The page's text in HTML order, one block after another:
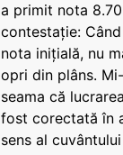
a primit nota
contestație:
nota inițială, nu
opri din plâns.
seama că
fost corectată în
sens al cuvântului